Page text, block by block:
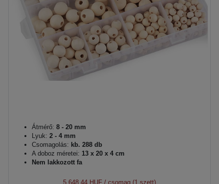
Átmérő: 8 - 20 mm
Lyuk: 2 - 4 mm
Csomagolás: kb. 288 db
A doboz méretei: 13 x 20 x 4 cm
Nem lakkozott fa
5 648,44 HUF / csomag (1 szett)